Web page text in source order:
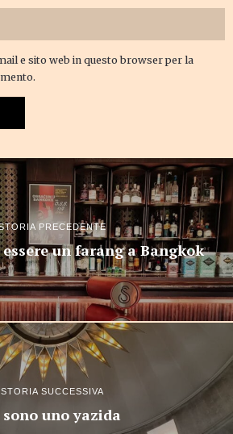
e sito web in questo browser per la
PRECEDENTE
essere un farang a Bangkok
STORIA SUCCESSIVA
uno yazida